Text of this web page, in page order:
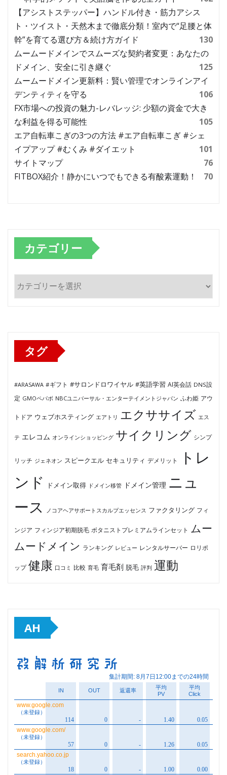
【アシストステッパー】ハンドル付き・筋力アシス
ト・ツイスト・天然木まで徹底分類！室内で“足腰と体
幹”を育てる選び方＆続け方ガイド
130
ムームードメインでスムーズな契約者変更：あなたの
ドメイン、安全に引き継ぐ
125
ムームードメイン更新料：賢い管理でオンラインアイ
デンティティを守る
106
FX市場への投資の魅力-レバレッジ: 少額の資金で大き
な利益を得る可能性
105
エア自転車こぎの3つの方法 #エア自転車こぎ #シェ
イプアップ #むくみ #ダイエット
101
サイトマップ
76
FITBOX紹介！静かにいつでもできる有酸素運動！
70
カテゴリー
カ
タグ
#ARASAWA #ギフト #サロンドロワイヤル #英語学習 AI英会話 DNS設
定 GMOペパボ NBCユニバーサル・エンターテイメントジャパン ふわ姫 アウ
トドア ウェブホスティング エアトリ エクササイズ エス
テ エレコム オンラインショッピング サイクリング シンプ
リッチ ジェネオン スピークエル セキュリティ デメリット
トレ
ンド
ドメイン取得 ドメイン移管 ドメイン管理 ニュ
ース
ノコアヘアサポートスカルプエッセンス ファクタリング フィ
ンジア フィンジア初期脱毛 ボタニストプレミアムラインセット ムー
ムードメイン ランキング レビュー レンタルサーバー ロリポ
ップ 健康 口コミ 比較 育毛 育毛剤 脱毛 評判 運動
AH